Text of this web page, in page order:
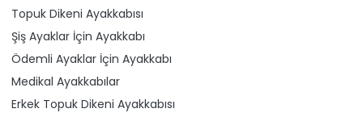
Topuk Dikeni Ayakkabısı
Şiş Ayaklar İçin Ayakkabı
Ödemli Ayaklar İçin Ayakkabı
Medikal Ayakkabılar
Erkek Topuk Dikeni Ayakkabısı